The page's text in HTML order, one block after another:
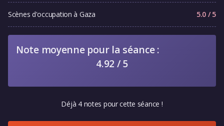
Scènes d'occupation à Gaza 5.0 / 5
Note moyenne pour la séance :
4.92 / 5
Déjà 4 notes pour cette séance !